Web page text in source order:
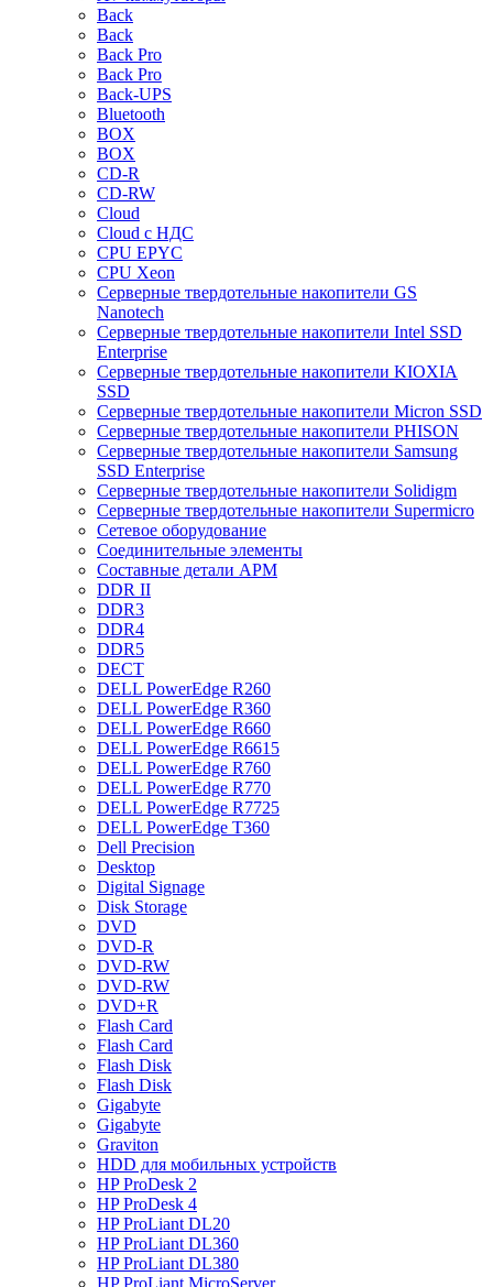
Back
Back
Back Pro
Back Pro
Back-UPS
Bluetooth
BOX
BOX
CD-R
CD-RW
Cloud
Cloud с НДС
CPU EPYC
CPU Xeon
Cерверные твердотельные накопители GS
Nanotech
Cерверные твердотельные накопители Intel SSD
Enterprise
Cерверные твердотельные накопители KIOXIA
SSD
Cерверные твердотельные накопители Micron SSD
Cерверные твердотельные накопители PHISON
Cерверные твердотельные накопители Samsung
SSD Enterprise
Cерверные твердотельные накопители Solidigm
Cерверные твердотельные накопители Supermicro
Cетевое оборудование
Cоединительные элементы
Cоставные детали АРМ
DDR II
DDR3
DDR4
DDR5
DECT
DELL PowerEdge R260
DELL PowerEdge R360
DELL PowerEdge R660
DELL PowerEdge R6615
DELL PowerEdge R760
DELL PowerEdge R770
DELL PowerEdge R7725
DELL PowerEdge T360
Dell Precision
Desktop
Digital Signage
Disk Storage
DVD
DVD-R
DVD-RW
DVD-RW
DVD+R
Flash Card
Flash Card
Flash Disk
Flash Disk
Gigabyte
Gigabyte
Graviton
HDD для мобильных устройств
HP ProDesk 2
HP ProDesk 4
HP ProLiant DL20
HP ProLiant DL360
HP ProLiant DL380
HP ProLiant MicroServer